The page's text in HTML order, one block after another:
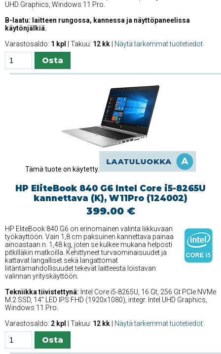
UHD Graphics, Windows 11 Pro.
B-laatu: laitteen rungossa, kannessa ja näyttöpaneelissa
käytönjälkiä.
Varastosaldo: 1 kpl | Takuu: 12 kk Näytä tarkemmat tuotetiedot
Tämä tuote on käytetty.
HP EliteBook 840 G6 Intel Core i5-8265U
kannettava (K), W11Pro (124002)
399.00 €
HP EliteBook 840 G6 on erinomainen valinta liikkuvaan
työkäyttöön. Vain 1,8 cm paksuinen kannettava painaa
ainoastaan n. 1,48 kg, joten se kulkee mukana helposti
pitkilläkin matkoilla. Kehittyneet turvaominaisuudet ja
kattavat langalliset sekä langattomat
liitäntämahdollisuudet tekevät laitteesta loistavan
valinnan yrityskäyttöön.
Tekniikka tiivistettynä: Intel Core i5-8265U, 16 Gt, 256 Gt PCIe NVMe
M.2 SSD, 14'' LED IPS FHD (1920x1080), integr. Intel UHD Graphics,
Windows 11 Pro.
Varastosaldo: 2 kpl | Takuu: 12 kk Näytä tarkemmat tuotetiedot